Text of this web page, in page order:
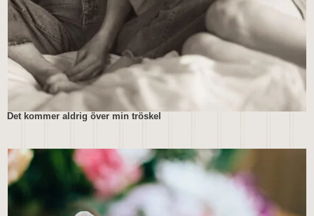
Det kommer aldrig över min tröskel